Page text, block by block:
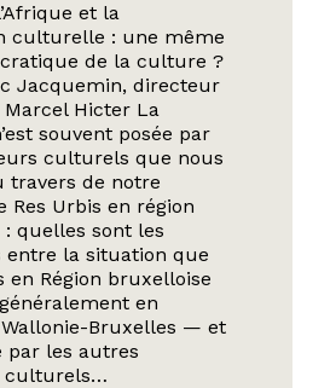
et la
culturelle : une même
de la culture ?
Jacquemin, directeur
Marcel Hicter La
souvent posée par
culturels que nous
travers de notre
Res Urbis en région
quelles sont les
entre la situation que
en Région bruxelloise
en
Bruxelles — et
par les autres
culturels…